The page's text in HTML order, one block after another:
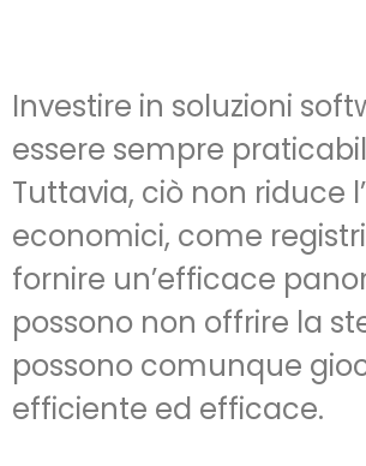
Investire in soluzioni
essere sempre
Tuttavia, ciò non riduce
economici, come
fornire un’efficace
possono non offrire la
possono comunque
efficiente ed efficace.